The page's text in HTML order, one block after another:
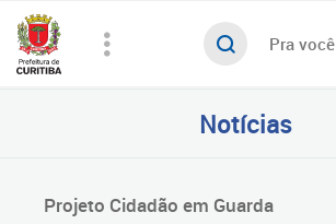
Pra você
Notícias
Projeto Cidadão em Guarda